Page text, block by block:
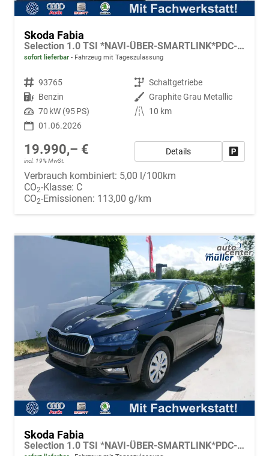
Skoda Fabia
Selection 1.0 TSI *NAVI-ÜBER-SMARTLINK*PDC-HI*LED*SHZ*KLIMA*RADIO
sofort lieferbar Fahrzeug mit Tageszulassung
Fahrzeugnr. 93765 Getriebe Schaltgetriebe
Kraftstoff Benzin Außenfarbe Graphite Grau Metallic
Leistung 70 kW (95 PS) Kilometerstand
10 km
01.06.2026
19.990,– €
incl. 19% MwSt.
Details
Verbrauch kombiniert: 5,00 l/100km
CO2-Klasse: C
CO2-Emissionen: 113,00 g/km
Skoda Fabia
Selection 1.0 TSI *NAVI-ÜBER-SMARTLINK*PDC-HI*LED*SHZ*KLIMA*RADIO